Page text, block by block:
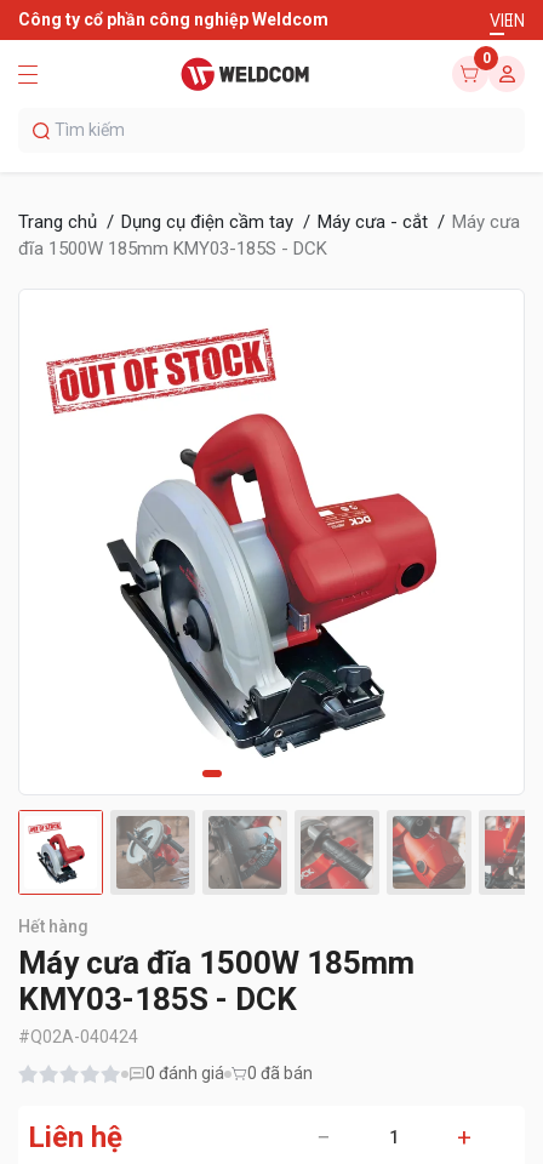
Công ty cổ phần công nghiệp Weldcom VIEN
0
Trang chủ Dụng cụ điện cầm tay Máy cưa - cắt
Máy cưa
đĩa 1500W 185mm KMY03-185S - DCK
Hết hàng
Máy cưa đĩa 1500W 185mm
KMY03-185S - DCK
#Q02A-040424
0 đánh giá 0 đã bán
Liên hệ − +